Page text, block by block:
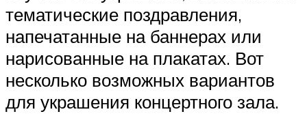
тематические поздравления,
напечатанные на баннерах или
нарисованные на плакатах. Вот
несколько возможных вариантов
для украшения концертного зала.